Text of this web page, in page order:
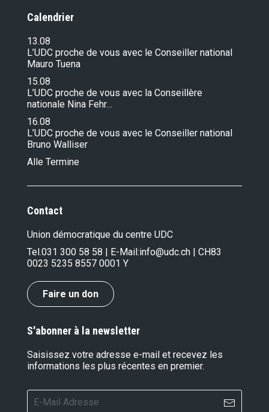
Calendrier
13.08
L’UDC proche de vous avec le Conseiller national
Mauro Tuena
15.08
L’UDC proche de vous avec la Conseillère
nationale Nina Fehr…
16.08
L’UDC proche de vous avec le Conseiller national
Bruno Walliser
Alle Termine
Contact
Union démocratique du centre UDC
Tel.031 300 58 58 | E-Mail:info@udc.ch | CH83
0023 5235 8557 0001 Y
Faire un don
S'abonner à la newsletter
Saisissez votre adresse e-mail et recevez les
informations les plus récentes en premier.